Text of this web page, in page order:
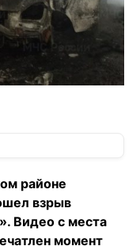
районе
взрыв
Видео с места
момент